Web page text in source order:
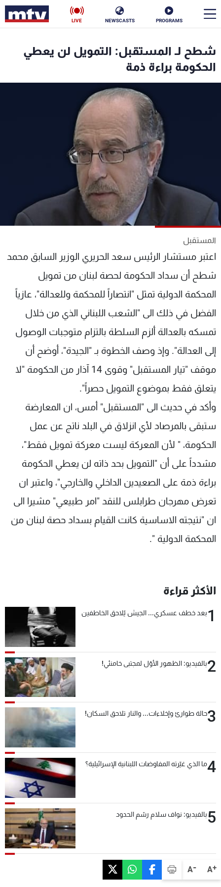
PROGRAMS
NEWSCASTS
LIVE
A+
A-
شطح لـ المستقبل: التمويل لن يعطي
الحكومة براءة ذمة
المستقبل
اعتبر مستشار الرئيس سعد الحريري الوزير السابق محمد
شطح أن سداد الحكومة لحصة لبنان من تمويل
المحكمة الدولية تمثل "انتصاراً للمحكمة وللعدالة"، عازياً
الفضل في ذلك الى "الشعب اللبناني الذي من خلال
تمسكه بالعدالة ألزم السلطة بالتزام متوجبات الوصول
إلى العدالة". وإذ وصف الخطوة بـ "الجيدة"، أوضح أن
موقف "تيار المستقبل" وقوى 14 آذار من الحكومة "لا
يتعلق فقط بموضوع التمويل حصراً".
وأكد في حديث الى "المستقبل" أمس، ان المعارضة
ستبقى بالمرصاد لأي انزلاق في البلد ناتج عن عمل
الحكومة، " لأن المعركة ليست معركة تمويل فقط"،
مشدداً على أن "التمويل بحد ذاته لن يعطي الحكومة
براءة ذمة على الصعيدين الداخلي والخارجي"، واعتبر ان
تعرض مهرجان طرابلس للنقد "امر طبيعي" مشيرا الى
ان "نتيجته الاساسية كانت القيام بسداد حصة لبنان من
المحكمة الدولية ".
الأكثر قراءة
1بعد خطف عسكري... الجيش يُلاحق الخاطفين
2بالفيديو: الظهور الأوّل لمجتبى خامنئي!
3حالة طوارئ وإخلاءات... والنار تلاحق السكان!
4ما الذي غيّرته المفاوضات اللبنانية الإسرائيلية؟
5بالفيديو: نواف سلام رسّم الحدود
الأخبار
ناس
رياضة
البرامج
الترددات
عن MTV
لاعلاناتكم
وظائف
تواصل معنا
شروط الإسـتخدام
سياسة الخصوصية